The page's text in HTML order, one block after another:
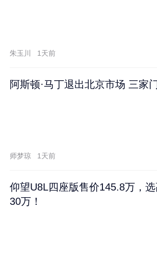
朱玉川 1天前
阿斯顿·马丁退出北京市场 三家
师梦琼 1天前
仰望U8L四座版售价145.8万，
30万！